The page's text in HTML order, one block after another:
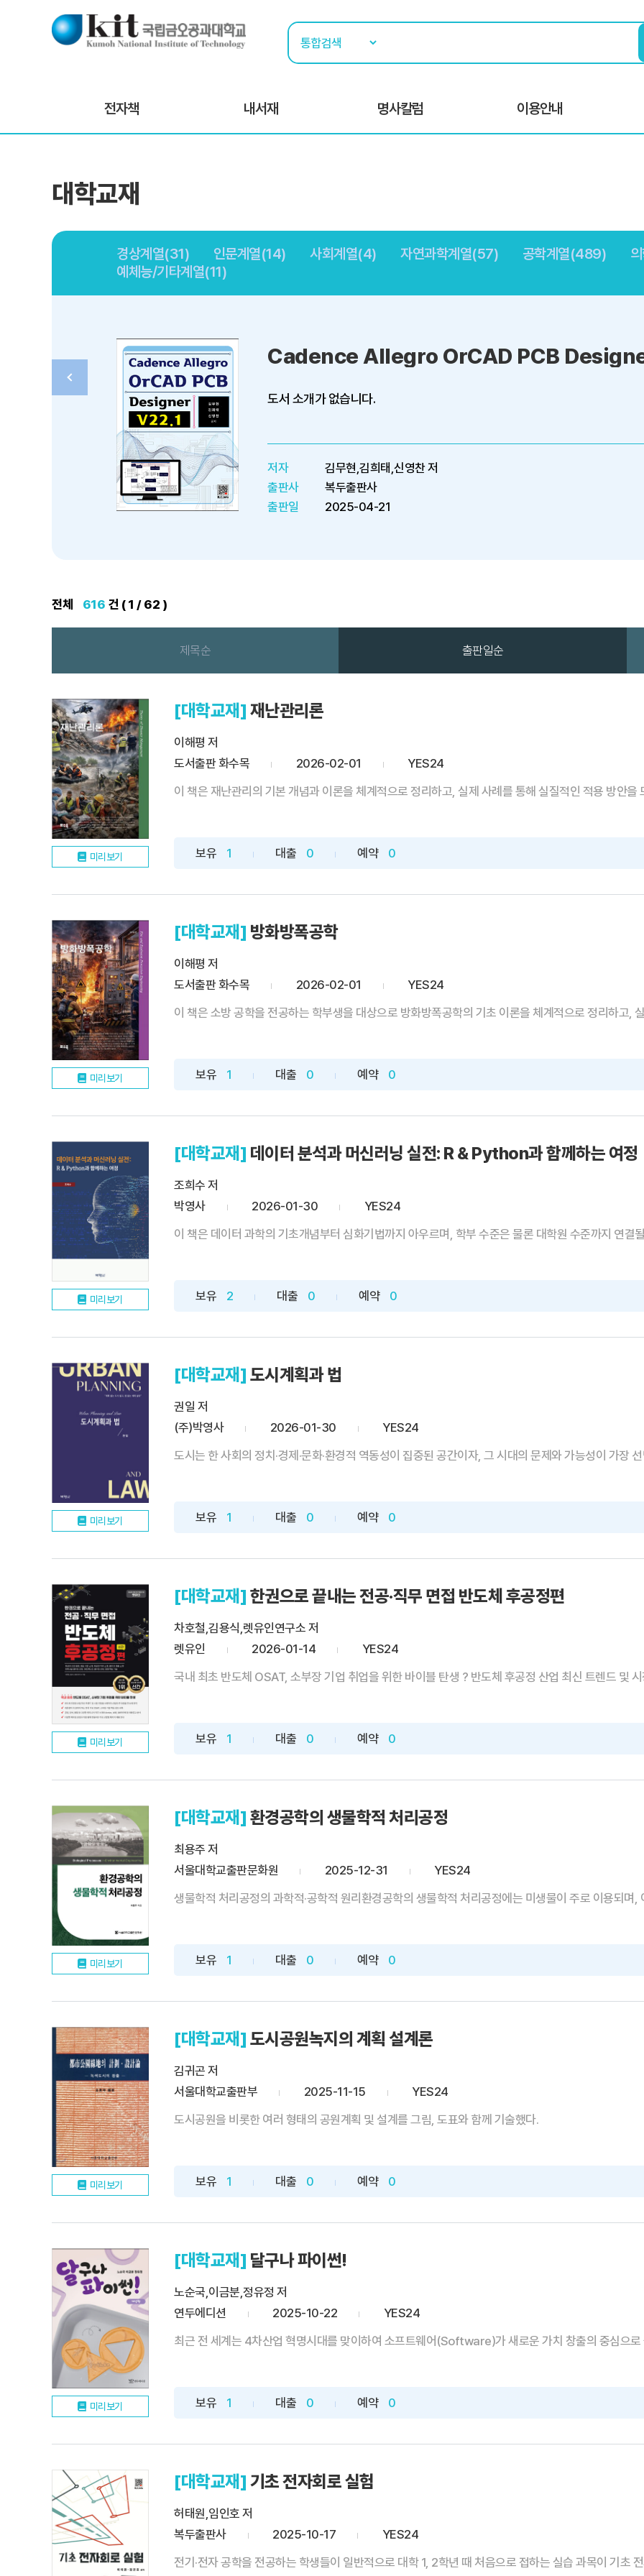
전자책 내서재 명사칼럼 이용안내
대학교재
경상계열(31) 인문계열(14) 사회계열(4) 자연과학계열(57) 공학계열(489)
예체능/기타계열(11)
헬스케어 인공지능
헬스케어 인공지능의 개념과 기술, 디바이스, 진
저자
전체 616 건 ( 1 / 62 )
제목순 출판일순
미리보기
[대학교재] 재난관리론
이해평 저
도서출판 화수목
2026-02-01
YES24
이 책은 재난관리의 기본 개념과 이론을 체계적으로 정리하고, 실제 사례를 통해 실질적인 적용 방안을
보유 1 대출 0 예약 0
미리보기
[대학교재] 방화방폭공학
이해평 저
도서출판 화수목
2026-02-01
YES24
이 책은 소방 공학을 전공하는 학부생을 대상으로 방화방폭공학의 기초 이론을 체계적으로 정리하고,
보유 1 대출 0 예약 0
미리보기
[대학교재] 데이터 분석과 머신러닝 실전: R & Python과 함께하는 여정
조희수 저
박영사
2026-01-30
YES24
이 책은 데이터 과학의 기초개념부터 심화기법까지 아우르며, 학부 수준은 물론 대학원 수준까지 연결
보유 2 대출 0 예약 0
미리보기
[대학교재] 도시계획과 법
권일 저
(주)박영사
2026-01-30
YES24
도시는 한 사회의 정치·경제·문화·환경적 역동성이 집중된 공간이자, 그 시대의 문제와 가능성이 가장
보유 1 대출 0 예약 0
미리보기
[대학교재] 한권으로 끝내는 전공·직무 면접 반도체 후공정편
차호철,김용식,렛유인연구소 저
렛유인
2026-01-14
YES24
국내 최초 반도체 OSAT, 소부장 기업 취업을 위한 바이블 탄생 ? 반도체 후공정 산업 최신 트렌드 및
보유 1 대출 0 예약 0
미리보기
[대학교재] 환경공학의 생물학적 처리공정
최용주 저
서울대학교출판문화원
2025-12-31
YES24
생물학적 처리공정의 과학적·공학적 원리환경공학의 생물학적 처리공정에는 미생물이 주로 이용되며,
보유 1 대출 0 예약 0
미리보기
[대학교재] 도시공원녹지의 계획 설계론
김귀곤 저
서울대학교출판부
2025-11-15
YES24
도시공원을 비롯한 여러 형태의 공원계획 및 설계를 그림, 도표와 함께 기술했다.
보유 1 대출 0 예약 0
미리보기
[대학교재] 달구나 파이썬!
노순국,이금분,정유정 저
연두에디션
2025-10-22
YES24
최근 전 세계는 4차산업 혁명시대를 맞이하여 소프트웨어(Software)가 새로운 가치 창출의 중심으로
보유 1 대출 0 예약 0
[대학교재] 기초 전자회로 실험
허태원,임인호 저
복두출판사
2025-10-17
YES24
전기·전자 공학을 전공하는 학생들이 일반적으로 대학 1, 2학년 때 처음으로 접하는 실습 과목이 기초